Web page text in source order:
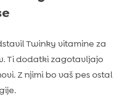
Twinky vitamine za
Ti dodatki zagotavljajo
Z njimi bo vaš pes ostal